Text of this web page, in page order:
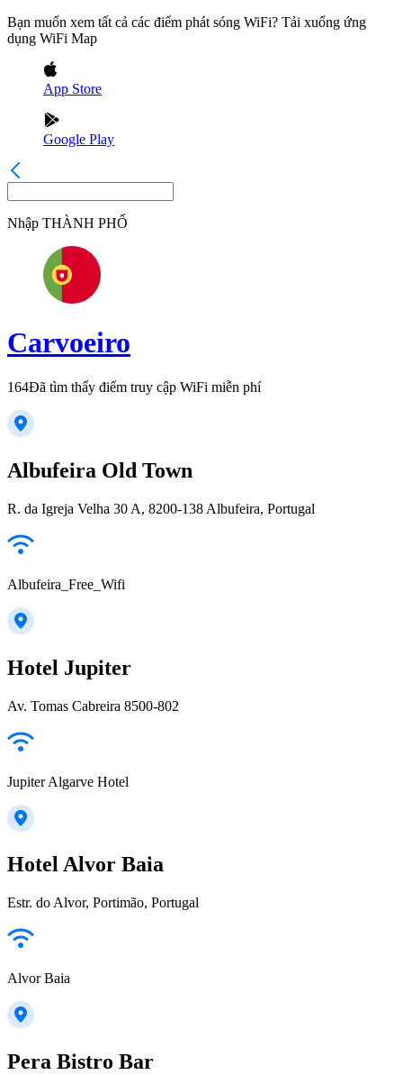
Bạn muốn xem tất cả các điểm phát sóng WiFi? Tải xuống ứng
dụng WiFi Map
App Store
Google Play
Nhập THÀNH PHỐ
Carvoeiro
164Đã tìm thấy điểm truy cập WiFi miễn phí
Albufeira Old Town
R. da Igreja Velha 30 A, 8200-138 Albufeira, Portugal
Albufeira_Free_Wifi
Hotel Jupiter
Av. Tomas Cabreira 8500-802
Jupiter Algarve Hotel
Hotel Alvor Baia
Estr. do Alvor, Portimão, Portugal
Alvor Baia
Pera Bistro Bar